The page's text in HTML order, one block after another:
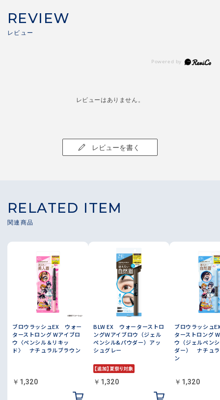
REVIEW
レビューはありません。
レビューを書く
RELATED ITEM
ブロウラッシュEX ウォー
ターストロング Wアイブロ
ウ〈ペンシル＆リキッ
ド〉 ナチュラルブラウン
￥1,320
BLW EX ウォーターストロ
ングＷアイブロウ（ジェル
ペンシル&パウダー）アッ
シュグレー
￥1,320
ブロウラッシュ
ターストロング
ウ（ジェルペン
ダー） ナチュ
ン
￥1,320